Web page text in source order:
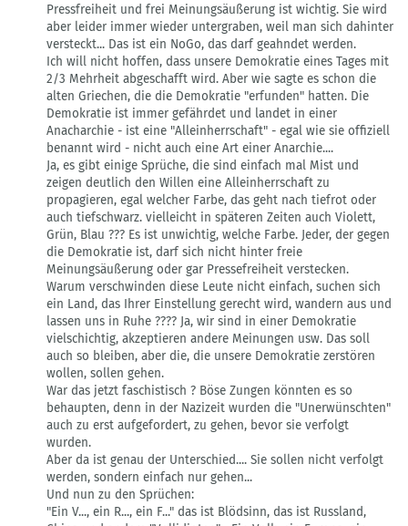
auf
Demokratie
von
W.
Bauer
Pressfreiheit und frei Meinungsäußerung ist wichtig. Sie wird
aber leider immer wieder untergraben, weil man sich dahinter
versteckt... Das ist ein NoGo, das darf geahndet werden.
Ich will nicht hoffen, dass unsere Demokratie eines Tages mit
2/3 Mehrheit abgeschafft wird. Aber wie sagte es schon die
alten Griechen, die die Demokratie "erfunden" hatten. Die
Demokratie ist immer gefährdet und landet in einer
Anacharchie - ist eine "Alleinherrschaft" - egal wie sie offiziell
benannt wird - nicht auch eine Art einer Anarchie....
Ja, es gibt einige Sprüche, die sind einfach mal Mist und
zeigen deutlich den Willen eine Alleinherrschaft zu
propagieren, egal welcher Farbe, das geht nach tiefrot oder
auch tiefschwarz. vielleicht in späteren Zeiten auch Violett,
Grün, Blau ??? Es ist unwichtig, welche Farbe. Jeder, der gegen
die Demokratie ist, darf sich nicht hinter freie
Meinungsäußerung oder gar Pressefreiheit verstecken.
Warum verschwinden diese Leute nicht einfach, suchen sich
ein Land, das Ihrer Einstellung gerecht wird, wandern aus und
lassen uns in Ruhe ???? Ja, wir sind in einer Demokratie
vielschichtig, akzeptieren andere Meinungen usw. Das soll
auch so bleiben, aber die, die unsere Demokratie zerstören
wollen, sollen gehen.
War das jetzt faschistisch ? Böse Zungen könnten es so
behaupten, denn in der Nazizeit wurden die "Unerwünschten"
auch zu erst aufgefordert, zu gehen, bevor sie verfolgt
wurden.
Aber da ist genau der Unterschied.... Sie sollen nicht verfolgt
werden, sondern einfach nur gehen...
Und nun zu den Sprüchen:
"Ein V..., ein R..., ein F..." das ist Blödsinn, das ist Russland,